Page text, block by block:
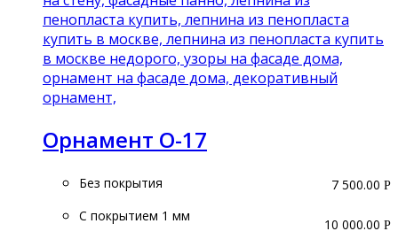
Орнамент О-17
Без покрытия
С покрытием 1 мм
7 500.00 Р
10 000.00 Р